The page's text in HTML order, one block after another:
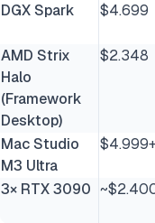
DGX Spark $4.699
AMD Strix
Halo
(Framework
Desktop)
$2.348
Mac Studio
M3 Ultra
3× RTX 3090